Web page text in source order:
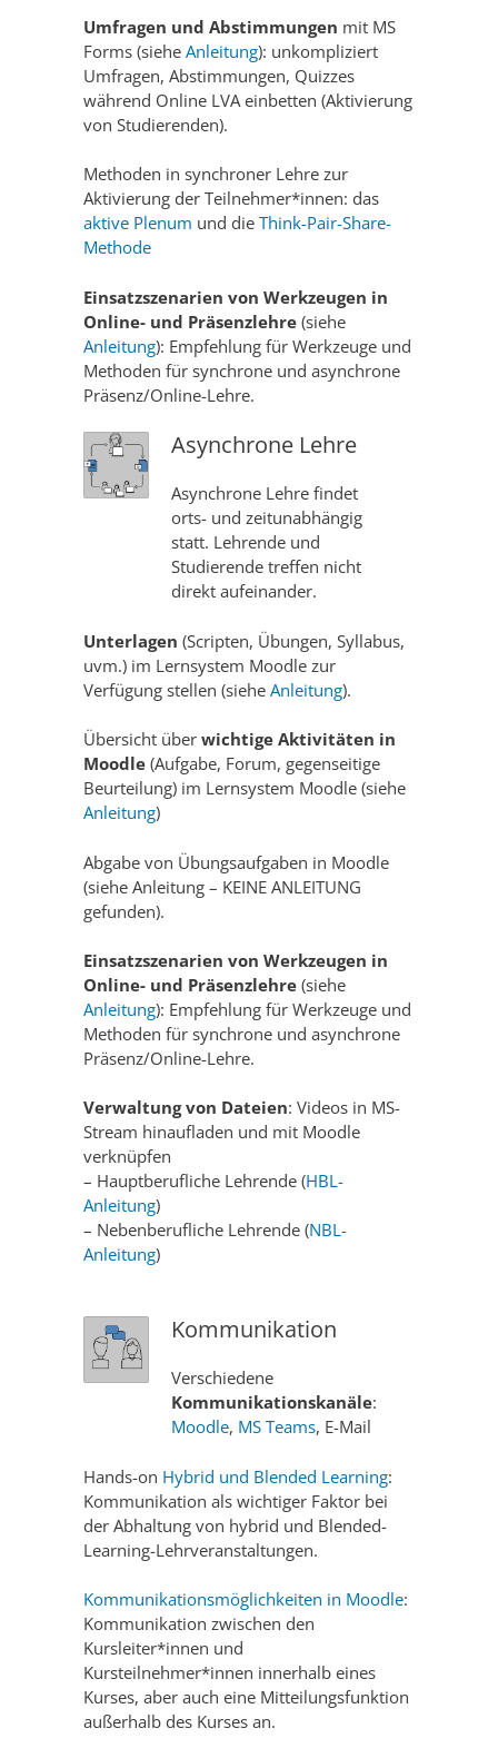
Umfragen und Abstimmungen mit MS
Forms (siehe Anleitung): unkompliziert
Umfragen, Abstimmungen, Quizzes
während Online LVA einbetten (Aktivierung
von Studierenden).
Methoden in synchroner Lehre zur
Aktivierung der Teilnehmer*innen: das
aktive Plenum und die Think-Pair-Share-
Methode
Einsatzszenarien von Werkzeugen in
Online- und Präsenzlehre(siehe
Anleitung): Empfehlung für Werkzeuge und
Methoden für synchrone und asynchrone
Präsenz/Online-Lehre.
Asynchrone Lehre
Asynchrone Lehre findet
orts- und zeitunabhängig
statt. Lehrende und
Studierende treffen nicht
direkt aufeinander.
Unterlagen (Scripten, Übungen, Syllabus,
uvm.) im Lernsystem Moodle zur
Verfügung stellen (siehe Anleitung).
Übersicht über wichtige Aktivitäten in
Moodle(Aufgabe, Forum, gegenseitige
Beurteilung) im Lernsystem Moodle (siehe
Anleitung)
Abgabe von Übungsaufgaben in Moodle
(siehe Anleitung – KEINE ANLEITUNG
gefunden).
Einsatzszenarien von Werkzeugen in
Online- und Präsenzlehre(siehe
Anleitung): Empfehlung für Werkzeuge und
Methoden für synchrone und asynchrone
Präsenz/Online-Lehre.
Verwaltung von Dateien: Videos in MS-
Stream hinaufladen und mit Moodle
verknüpfen
– Hauptberufliche Lehrende (HBL-
Anleitung)
– Nebenberufliche Lehrende (NBL-
Anleitung)
Kommunikation
Verschiedene
Kommunikationskanäle:
Moodle, MS Teams, E-Mail
Hands-on Hybrid und Blended Learning:
Kommunikation als wichtiger Faktor bei
der Abhaltung von hybrid und Blended-
Learning-Lehrveranstaltungen.
Kommunikationsmöglichkeiten in Moodle:
Kommunikation zwischen den
Kursleiter*innen und
Kursteilnehmer*innen innerhalb eines
Kurses, aber auch eine Mitteilungsfunktion
außerhalb des Kurses an.